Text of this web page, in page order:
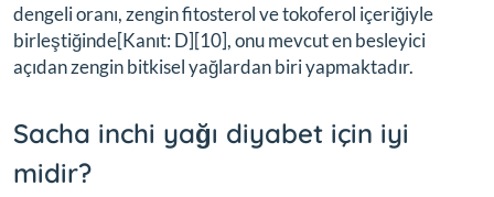
dengeli oranı, zengin fitosterol ve tokoferol içeriğiyle
birleştiğinde[Kanıt: D][10], onu mevcut en besleyici
açıdan zengin bitkisel yağlardan biri yapmaktadır.
Sacha inchi yağı diyabet için iyi
midir?